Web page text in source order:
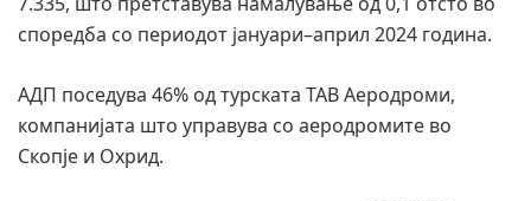
споредба со периодот јануари–април 2024 година.
АДП поседува 46% од турската ТАВ Аеродроми,
компанијата што управува со аеродромите во
Скопјe и Охрид.